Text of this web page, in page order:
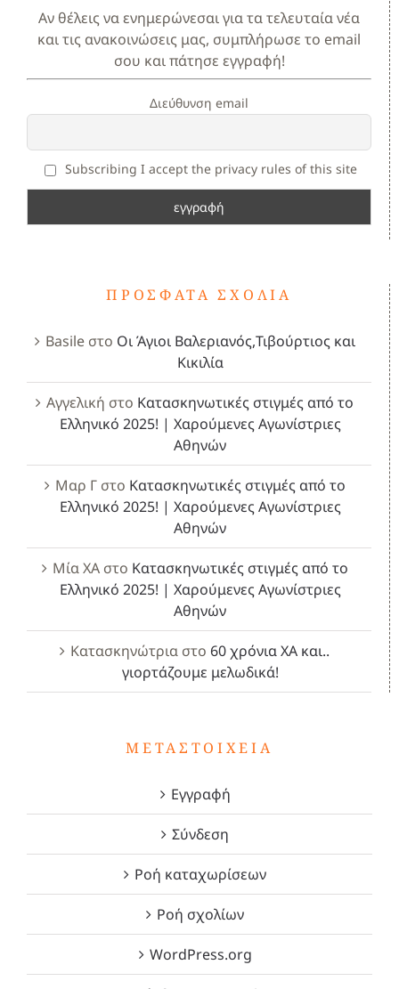
Αν θέλεις να ενημερώνεσαι για τα τελευταία νέα
και τις ανακοινώσεις μας, συμπλήρωσε το email
σου και πάτησε εγγραφή!
Διεύθυνση email
Subscribing I accept the privacy rules of this site
ΠΡΌΣΦΑΤΑ ΣΧΌΛΙΑ
Basileστο Οι Άγιοι Βαλεριανός,Τιβούρτιος και
Κικιλία
Αγγελική στο Κατασκηνωτικές στιγμές από το
Ελληνικό 2025! | Χαρούμενες Αγωνίστριες
Αθηνών
Μαρ Γστο Κατασκηνωτικές στιγμές από το
Ελληνικό 2025! | Χαρούμενες Αγωνίστριες
Αθηνών
Μία ΧΑστο Κατασκηνωτικές στιγμές από το
Ελληνικό 2025! | Χαρούμενες Αγωνίστριες
Αθηνών
Κατασκηνώτρια στο 60 χρόνια ΧΑ και..
γιορτάζουμε μελωδικά!
ΜΕΤΑΣΤΟΙΧΕΊΑ
Εγγραφή
Σύνδεση
Ροή καταχωρίσεων
Ροή σχολίων
WordPress.org